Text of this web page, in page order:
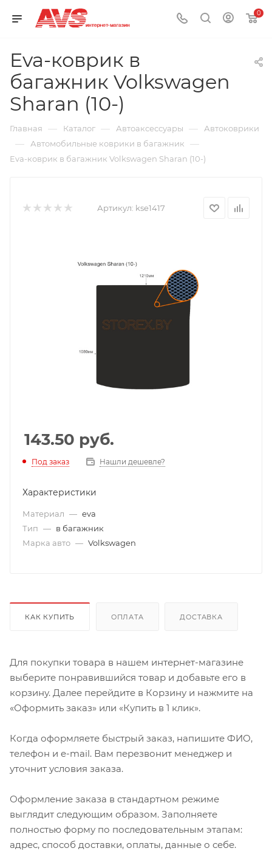
0
Eva-коврик в
багажник Volkswagen
Sharan (10-)
Главная — Каталог — Автоаксессуары — Автоковрики
— Автомобильные коврики в багажник —
Eva-коврик в багажник Volkswagen Sharan (10-)
Артикул: kse1417
143.50 руб.
Под заказ Нашли дешевле?
Характеристики
Материал — eva
Тип — в багажник
Марка авто — Volkswagen
КАК КУПИТЬ ОПЛАТА ДОСТАВКА
Для покупки товара в нашем интернет-магазине
выберите понравившийся товар и добавьте его в
корзину. Далее перейдите в Корзину и нажмите на
«Оформить заказ» или «Купить в 1 клик».
Когда оформляете быстрый заказ, напишите ФИО,
телефон и e-mail. Вам перезвонит менеджер и
уточнит условия заказа.
Оформление заказа в стандартном режиме
выглядит следующим образом. Заполняете
полностью форму по последовательным этапам:
адрес, способ доставки, оплаты, данные о себе.